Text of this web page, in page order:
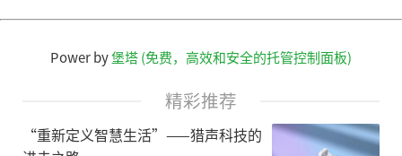
Power by堡塔 (免费，高效和安全的托管控制面板)
精彩推荐
“重新定义智慧生活”——猎声科技的